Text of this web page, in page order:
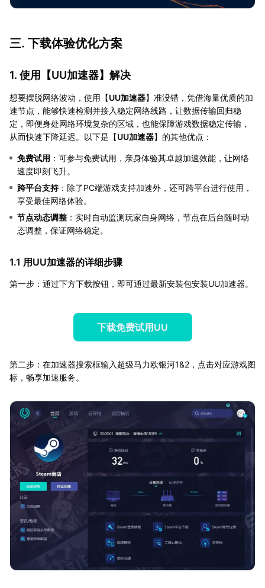
三. 下载体验优化方案
1. 使用【UU加速器】解决
想要摆脱网络波动，使用【UU加速器】准没错，凭借海量优质的加
速节点，能够快速检测并接入稳定网络线路，让数据传输回归稳
定，即便身处网络环境复杂的区域，也能保障游戏数据稳定传输，
从而快速下降延迟。以下是【UU加速器】的其他优点：
免费试用 ：可参与免费试用，亲身体验其卓越加速效能，让网络
速度即刻飞升。
跨平台支持：除了PC端游戏支持加速外，还可跨平台进行使用，
享受最佳网络体验。
节点动态调整 ：实时自动监测玩家自身网络，节点在后台随时动
态调整，保证网络稳定。
1.1 用UU加速器的详细步骤
第一步：通过下方下载按钮，即可通过最新安装包安装UU加速器。
下载免费试用UU
第二步：在加速器搜索框输入超级马力欧银河1&2，点击对应游戏图
标，畅享加速服务。